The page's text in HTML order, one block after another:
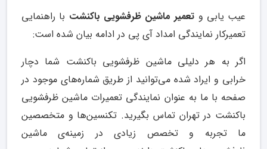
عیب یابی و تعمیر ماشین ظرفشویی باکنشت با راهنمایی
تعمیرکار نمایندگی امداد آی پی در ادامه بیان شده است:
اگر به هر دلیلی ماشین ظرفشویی باکنشت شما دچار
خرابی و ایراد شده می‌توانید از طریق شماره‌های موجود در
صفحه با ما به عنوان نمایندگی تعمیرات ماشین ظرفشویی
باکنشت در تهران تماس بگیرید. تکنسین‌ها و متخصصین
ما تجربه و تخصص زیادی در زمینه‌ی ماشین